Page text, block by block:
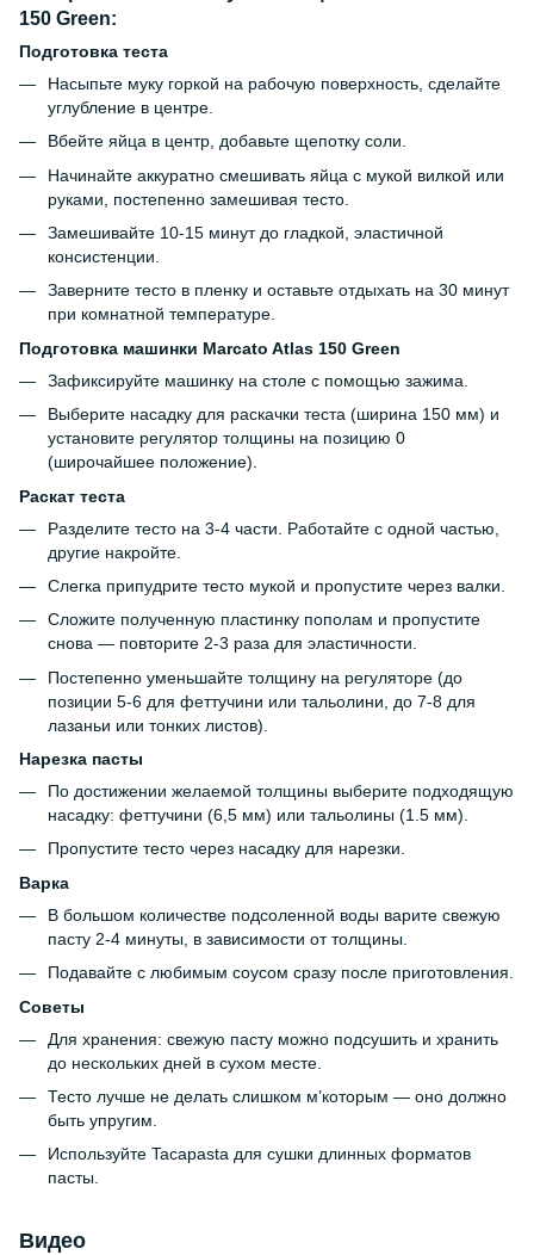
150 Green:
Подготовка теста
Насыпьте муку горкой на рабочую поверхность, сделайте
углубление в центре.
Вбейте яйца в центр, добавьте щепотку соли.
Начинайте аккуратно смешивать яйца с мукой вилкой или
руками, постепенно замешивая тесто.
Замешивайте 10-15 минут до гладкой, эластичной
консистенции.
Заверните тесто в пленку и оставьте отдыхать на 30 минут
при комнатной температуре.
Подготовка машинки Marcato Atlas 150 Green
Зафиксируйте машинку на столе с помощью зажима.
Выберите насадку для раскачки теста (ширина 150 мм) и
установите регулятор толщины на позицию 0
(широчайшее положение).
Раскат теста
Разделите тесто на 3-4 части. Работайте с одной частью,
другие накройте.
Слегка припудрите тесто мукой и пропустите через валки.
Сложите полученную пластинку пополам и пропустите
снова — повторите 2-3 раза для эластичности.
Постепенно уменьшайте толщину на регуляторе (до
позиции 5-6 для феттучини или тальолини, до 7-8 для
лазаньи или тонких листов).
Нарезка пасты
По достижении желаемой толщины выберите подходящую
насадку: феттучини (6,5 мм) или тальолины (1.5 мм).
Пропустите тесто через насадку для нарезки.
Варка
В большом количестве подсоленной воды варите свежую
пасту 2-4 минуты, в зависимости от толщины.
Подавайте с любимым соусом сразу после приготовления.
Советы
Для хранения: свежую пасту можно подсушить и хранить
до нескольких дней в сухом месте.
Тесто лучше не делать слишком м’которым — оно должно
быть упругим.
Используйте Tacapasta для сушки длинных форматов
пасты.
Видео